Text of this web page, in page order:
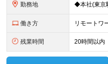
勤務地
働き方 リモートワ
残業時間 20時間以内